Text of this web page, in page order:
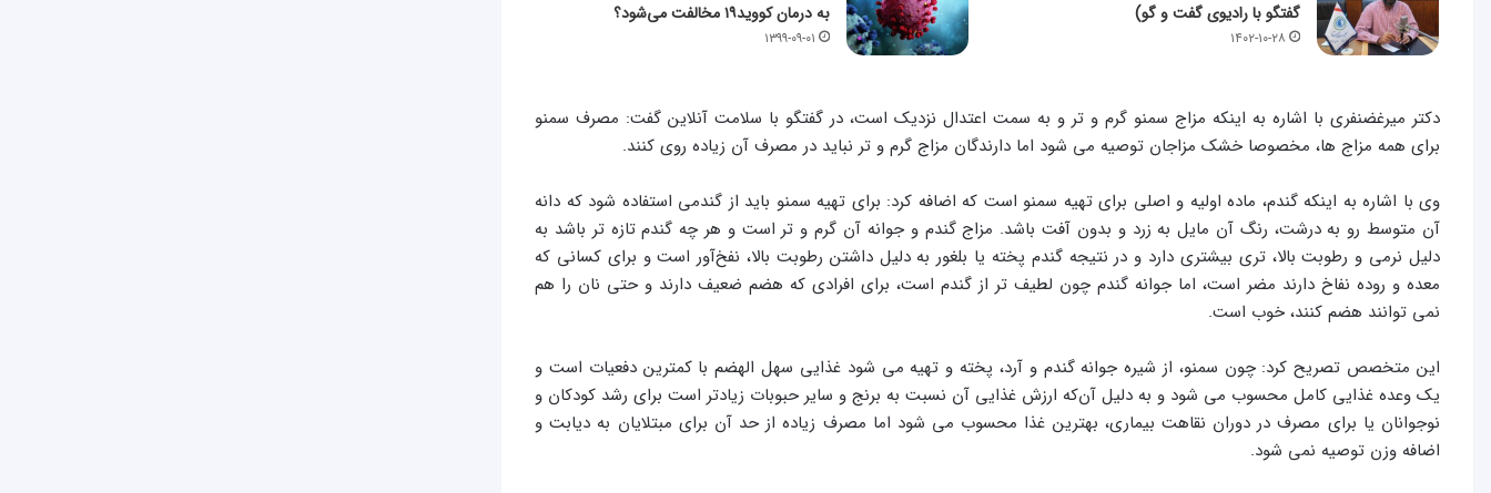
گفتگو با رادیوی گفت و گو)
۱۴۰۲-۱۰-۲۸
به درمان کووید۱۹ مخالفت می‌شود؟
۱۳۹۹-۰۹-۰۱
دکتر میرغضنفری با اشاره به اینکه مزاج سمنو گرم و تر و به سمت اعتدال نزدیک است، در گفتگو با سلامت آنلاین گفت: مصرف سمنو
برای همه مزاج ها، مخصوصا خشک مزاجان توصیه می شود اما دارندگان مزاج گرم و تر نباید در مصرف آن زیاده روی کنند.
وی با اشاره به اینکه گندم، ماده اولیه و اصلی برای تهیه سمنو است که اضافه کرد: برای تهیه سمنو باید از گندمی استفاده شود که دانه
آن متوسط رو به درشت، رنگ آن مایل به زرد و بدون آفت باشد. مزاج گندم و جوانه آن گرم و تر است و هر چه گندم تازه تر باشد به
دلیل نرمی و رطوبت بالا، تری بیشتری دارد و در نتیجه گندم پخته یا بلغور به دلیل داشتن رطوبت بالا، نفخ‌آور است و برای کسانی که
معده و روده نفاخ دارند مضر است، اما جوانه گندم چون لطیف تر از گندم است، برای افرادی که هضم ضعیف دارند و حتی نان را هم
نمی توانند هضم کنند، خوب است.
این متخصص تصریح کرد: چون سمنو، از شیره جوانه گندم و آرد، پخته و تهیه می شود غذایی سهل الهضم با کمترین دفعیات است و
یک وعده غذایی کامل محسوب می شود و به دلیل آن‌که ارزش غذایی آن نسبت به برنج و سایر حبوبات زیادتر است برای رشد کودکان و
نوجوانان یا برای مصرف در دوران نقاهت بیماری، بهترین غذا محسوب می شود اما مصرف زیاده از حد آن برای مبتلایان به دیابت و
اضافه وزن توصیه نمی شود.